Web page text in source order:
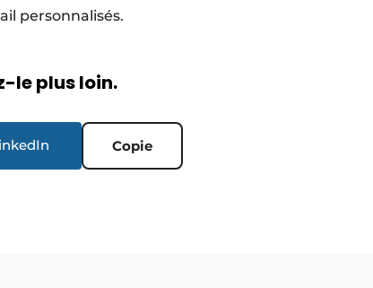
personnalisés.
le plus loin.
Copie